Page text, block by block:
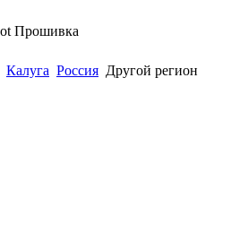
Калуга Россия Другой регион